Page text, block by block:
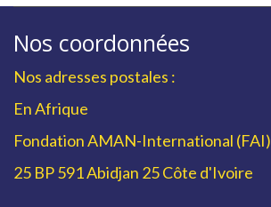
Nos coordonnées
Nos adresses postales :
En Afrique
Fondation AMAN-International (FAI)
25 BP 591 Abidjan 25 Côte d'Ivoire